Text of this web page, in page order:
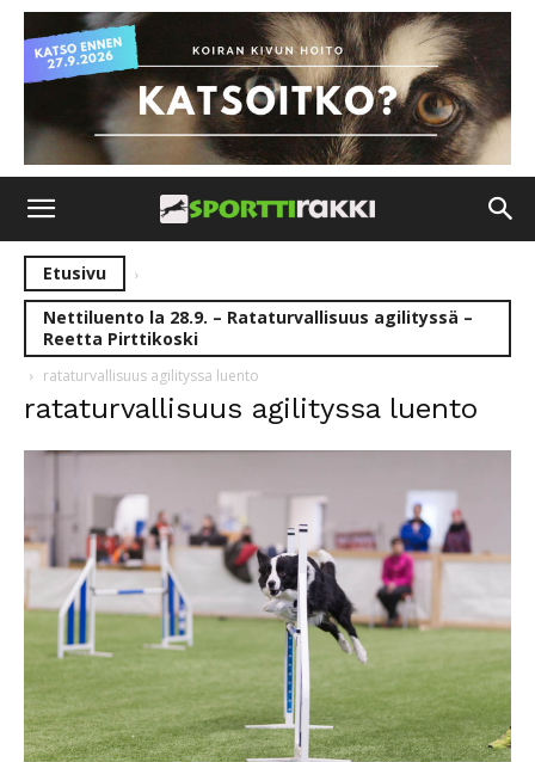
Etusivu
Nettiluento la 28.9. – Rataturvallisuus agilityssä –
Reetta Pirttikoski
rataturvallisuus agilityssa luento
rataturvallisuus agilityssa luento